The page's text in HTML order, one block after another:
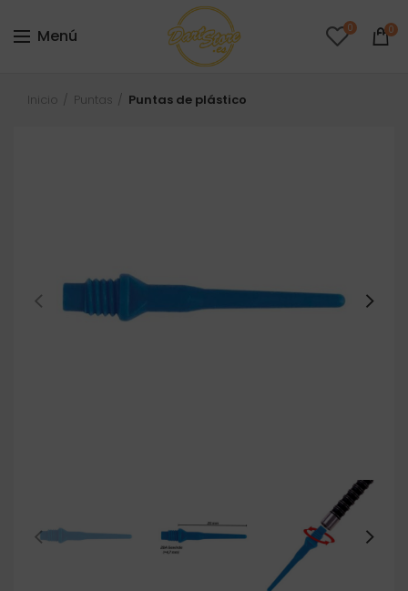
Menú 0 0
Inicio Puntas Puntas de plástico